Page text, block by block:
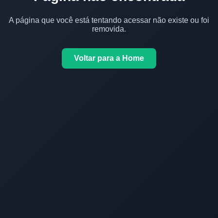
A página que você está tentando acessar não existe ou foi
removida.
Voltar para a Home